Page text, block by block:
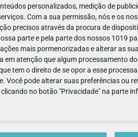
personalizados, medição de
Com a sua permissão, nós e os
precisos através da procura de
parte e pela parte dos nossos 1019
mais pormenorizadas e alterar as
em atenção que algum processamento
tem o direito de se opor a esse
Você pode alterar suas preferências ou
no botão "Privacidade" na parte
para crianças